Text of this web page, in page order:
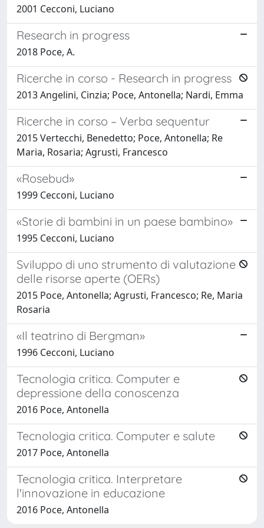
2001 Cecconi, Luciano
Research in progress
2018 Poce, A.
Ricerche in corso - Research in progress
2013 Angelini, Cinzia; Poce, Antonella; Nardi, Emma
Ricerche in corso – Verba sequentur
2015 Vertecchi, Benedetto; Poce, Antonella; Re
Maria, Rosaria; Agrusti, Francesco
«Rosebud»
1999 Cecconi, Luciano
«Storie di bambini in un paese bambino»
1995 Cecconi, Luciano
Sviluppo di uno strumento di valutazione
delle risorse aperte (OERs)
2015 Poce, Antonella; Agrusti, Francesco; Re, Maria
Rosaria
«Il teatrino di Bergman»
1996 Cecconi, Luciano
Tecnologia critica. Computer e
depressione della conoscenza
2016 Poce, Antonella
Tecnologia critica. Computer e salute
2017 Poce, Antonella
Tecnologia critica. Interpretare
l'innovazione in educazione
2016 Poce, Antonella